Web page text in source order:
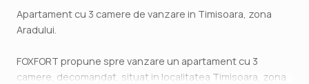
Apartament cu 3 camere de vanzare in Timisoara, zona
Aradului.
FOXFORT propune spre vanzare un apartament cu 3
camere, decomandat, situat in localitatea Timisoara, zona